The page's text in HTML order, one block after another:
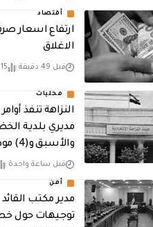
أقتصاد
ارتفاع اسعار
الاغلاق
قبل 49 دقيقة 15 مشاهدات
محليات
النزاهة تنفذ
مديري بلدية
والأسبق و(4) موظفين
قبل ساعة واحدة
أمن
مدير مكتب
توجيهات حول